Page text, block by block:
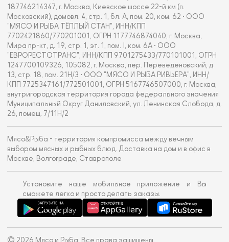
187746214347, г. Москва, Киевское шоссе 22-й км (п.
Московский), домовл. 4, стр. 1, бл. А, пом. 20, ком. 62 • ООО
"МЯСО И РЫБА ТЁПЛЫЙ СТАН", ИНН/КПП
7702421860/770201001, ОГРН 1177746874040, г. Москва,
Мира пр-кт, д. 19, стр. 1, эт. 1, пом. I, ком. 6А • ООО
"ЕВРОРЕСТОТРАНС", ИНН/КПП 9701275433/770101001, ОГРН
1247700109326, 105082, г. Москва, пер. Переведеновский, д
13, стр. 18, пом. 21Н/3 • ООО "МЯСО И РЫБА РИВЬЕРА", ИНН/
КПП 7725347161/772501001, ОГРН 5167746507000, г. Москва,
внутригородская территория города федерального значения
Муниципальный Округ Даниловский, ул. Ленинская Слобода, д.
26, помещ. 7/11Н/2
Мясо&Рыба - территория компромисса между вечным
выбором мясных и рыбных блюд. Доставка на дом и в офис в
Москве, Волгограде, Ставрополе
Установите наше мобильное приложение и Вы
сможете легко и просто делать заказы.
© 2026 Мясо и Рыба. Все права защищены.